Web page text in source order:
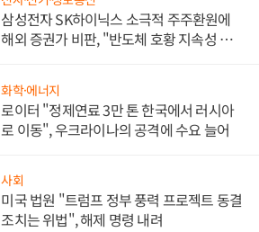
삼성전자 SK하이닉스 소극적 주주환원에
해외 증권가 비판, "반도체 호황 지속성 의
화학·에너지
로이터 "정제연료 3만 톤 한국에서 러시아
로 이동", 우크라이나의 공격에 수요 늘어
사회
미국 법원 "트럼프 정부 풍력 프로젝트 동결
조치는 위법", 해제 명령 내려